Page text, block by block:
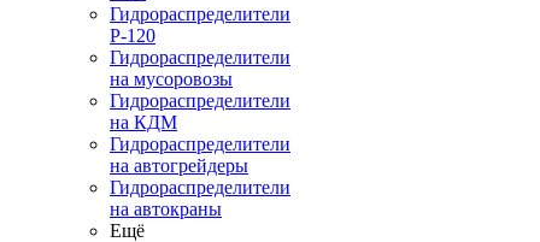
Гидрораспределители
Р-120
Гидрораспределители
на мусоровозы
Гидрораспределители
на КДМ
Гидрораспределители
на автогрейдеры
Гидрораспределители
на автокраны
Ещё